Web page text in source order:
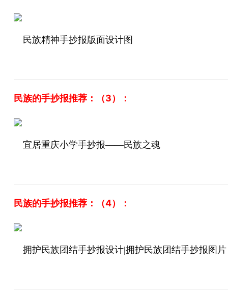
民族精神手抄报版面设计图
民族的手抄报推荐：（3）：
宜居重庆小学手抄报——民族之魂
民族的手抄报推荐：（4）：
拥护民族团结手抄报设计|拥护民族团结手抄报图片